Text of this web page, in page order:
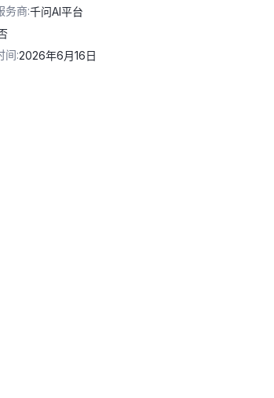
务商:千问AI平台
间:2026年6月16日